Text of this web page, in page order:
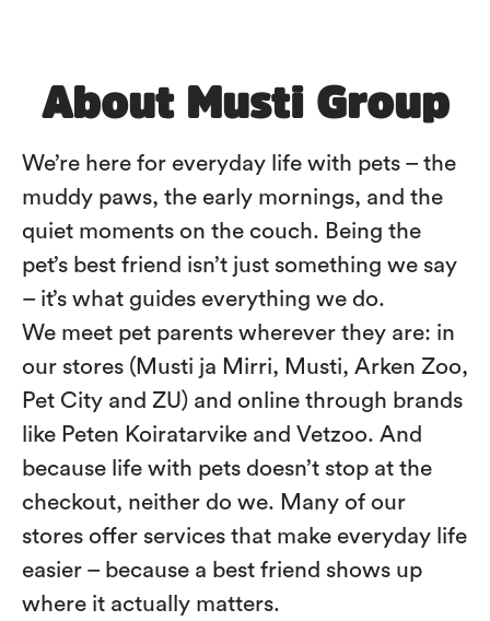
About Musti Group
We’re here for everyday life with pets – the
muddy paws, the early mornings, and the
quiet moments on the couch. Being the
pet’s best friend isn’t just something we say
– it’s what guides everything we do.
We meet pet parents wherever they are: in
our stores (Musti ja Mirri, Musti, Arken Zoo,
Pet City and ZU) and online through brands
like Peten Koiratarvike and Vetzoo. And
because life with pets doesn’t stop at the
checkout, neither do we. Many of our
stores offer services that make everyday life
easier – because a best friend shows up
where it actually matters.